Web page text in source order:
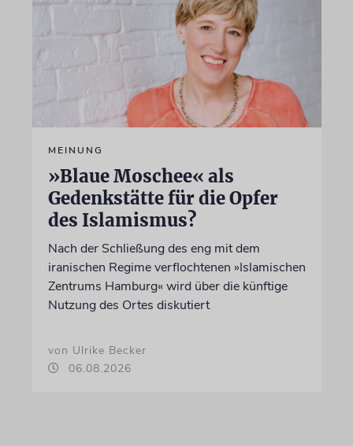
MEINUNG
»Blaue Moschee« als
Gedenkstätte für die Opfer
des Islamismus?
Nach der Schließung des eng mit dem
iranischen Regime verflochtenen »Islamischen
Zentrums Hamburg« wird über die künftige
Nutzung des Ortes diskutiert
von Ulrike Becker
06.08.2026